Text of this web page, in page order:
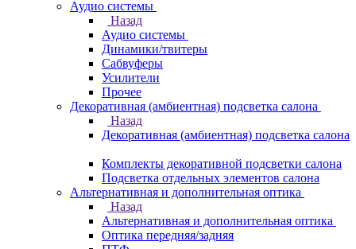
Аудио системы
Назад
Аудио системы
Динамики/твитеры
Сабвуферы
Усилители
Прочее
Декоративная (амбиентная) подсветка салона
Назад
Декоративная (амбиентная) подсветка салона
Комплекты декоративной подсветки салона
Подсветка отдельных элементов салона
Альтернативная и дополнительная оптика
Назад
Альтернативная и дополнительная оптика
Оптика передняя/задняя